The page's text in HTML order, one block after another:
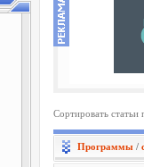
Сортировать статьи
Программы /